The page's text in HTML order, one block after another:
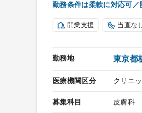
勤務条件は柔軟に対応可／
開業支援 当直な
勤務地 東京都
医療機関区分 クリニ
募集科目 皮膚科